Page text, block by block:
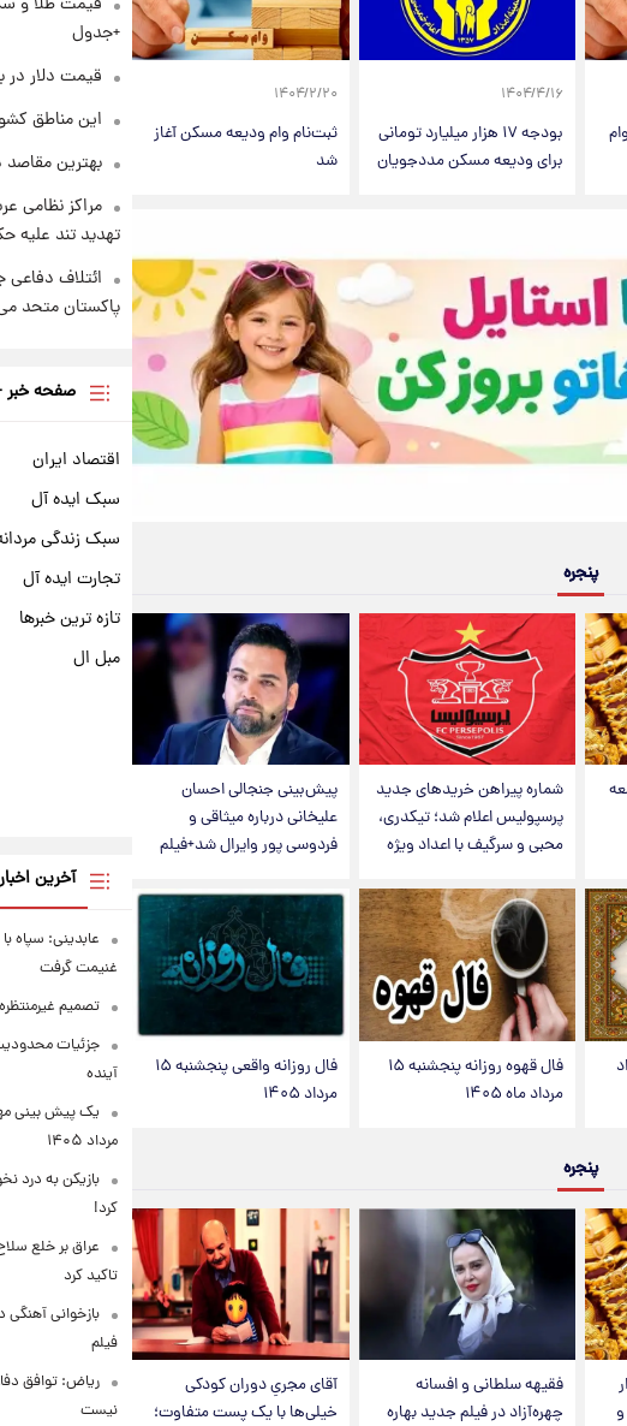
۱۴۰۴/۴/۱۶
بودجه ۱۷ هزار میلیارد تومانی
برای ودیعه مسکن مددجویان
۱۴۰۴/۲/۲۰
ثبت‌نام وام ودیعه مسکن آغاز
شد
پنجره
شماره پیراهن خریدهای جدید
پرسپولیس اعلام شد؛ تیکدری،
محبی و سرگیف با اعداد ویژه
پیش‌بینی جنجالی احسان
علیخانی درباره میثاقی و
فردوسی پور وایرال شد+فیلم
فال قهوه روزانه پنجشنبه ۱۵
مرداد ماه ۱۴۰۵
فال روزانه واقعی پنجشنبه ۱۵
مرداد ۱۴۰۵
پنجره
فقیهه سلطانی و افسانه
چهره‌آزاد در فیلم جدید بهاره
آقای مجریِ دوران کودکی
خیلی‌ها با یک پست متفاوت؛
+جدول
قیمت دلار در بازار
این مناطق
بهترین مقاصد
مراکز نظامی
تهدید تند
ائتلاف دفاعی
پاکستان متحد
صفحه
اقتصاد ایران
سبک ایده آل
سبک زندگی
تجارت ایده آل
تازه ترین خبرها
مبل ال
آخرین اخبار
عابدینی: سپاه
غنیمت گرفت
تصمیم
جزئیات محدودیت
آینده
مرداد ۱۴۰۵
بازیکن به درد
کرد!
عراق بر خلع
تاکید کرد
بازخوانی
فیلم
ریاض: توافق
نیست